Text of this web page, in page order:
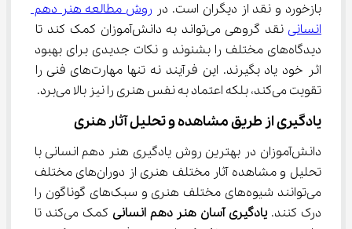
بازخورد و نقد از دیگران است. در روش مطالعه هنر دهم
انسانی
نقد گروهی می‌تواند به دانش‌آموزان کمک کند تا
دیدگاه‌های مختلف را بشنوند و نکات جدیدی برای بهبود
اثر خود یاد بگیرند. این فرآیند نه تنها مهارت‌های فنی را
تقویت می‌کند، بلکه اعتماد به نفس هنری را نیز بالا می‌برد.
یادگیری از طریق مشاهده و تحلیل آثار هنری
دانش‌آموزان در بهترین روش یادگیری هنر دهم انسانی با
تحلیل و مشاهده آثار مختلف هنری از دوران‌های مختلف
می‌توانند شیوه‌های مختلف هنری و سبک‌های گوناگون را
درک کنند. یادگیری آسان هنر دهم انسانی
کمک می‌کند تا